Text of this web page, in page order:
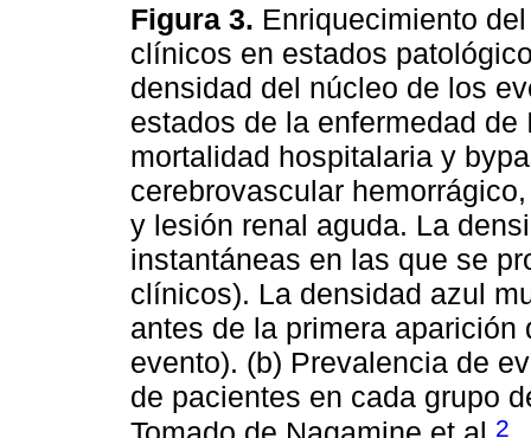
Figura 3. Enriquecimiento
clínicos en estados
densidad del núcleo de los
estados de la enfermedad
mortalidad hospitalaria y
cerebrovascular
y lesión renal aguda. La
instantáneas en las que se
clínicos). La densidad azul
antes de la primera
evento). (b) Prevalencia de
de pacientes en cada grupo
2